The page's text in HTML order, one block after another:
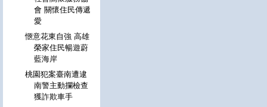
會 關懷住民傳遞
愛
愜意花東自強 高雄
榮家住民暢遊蔚
藍海岸
桃園犯案臺南遭逮
南警主動攔檢查
獲詐欺車手